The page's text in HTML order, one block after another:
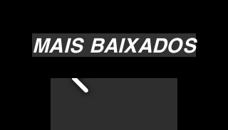
MAIS BAIXADOS